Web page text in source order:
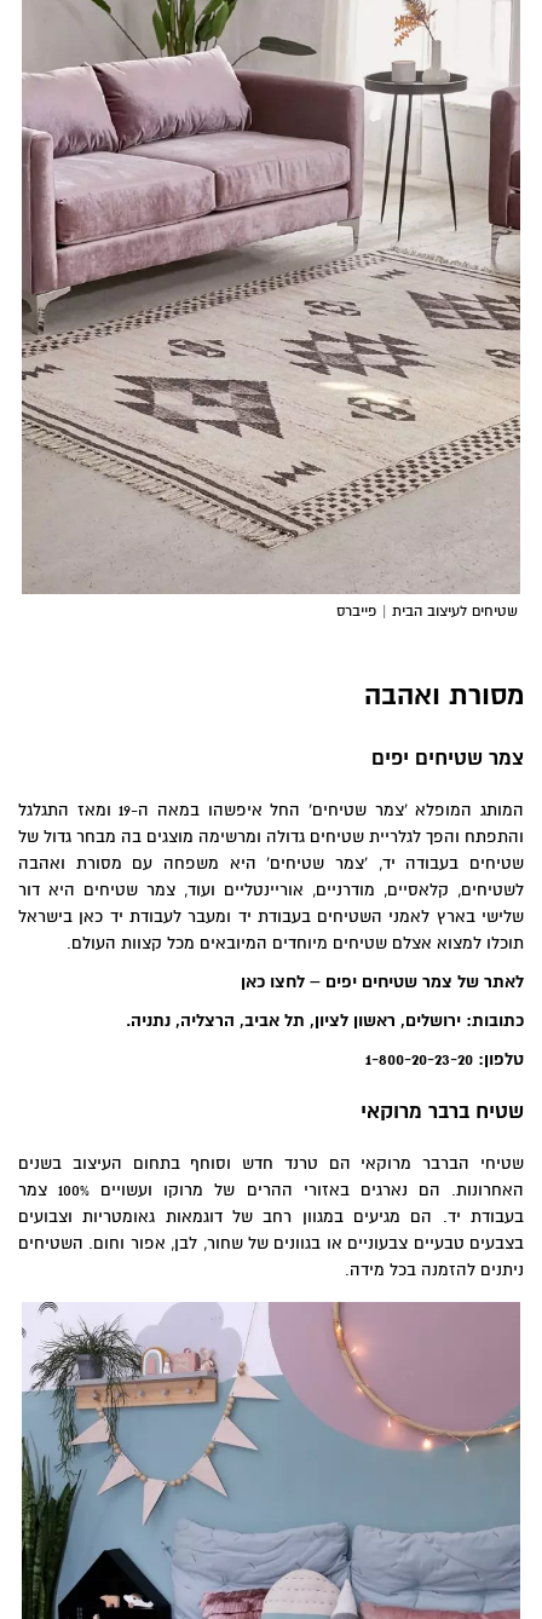
שטיחים לעיצוב הבית | פייברס
מסורת ואהבה
צמר שטיחים יפים
המותג המופלא 'צמר שטיחים' החל איפשהו במאה ה-19 ומאז התגלגל
והתפתח והפך לגלריית שטיחים גדולה ומרשימה מוצגים בה מבחר גדול של
שטיחים בעבודה יד, 'צמר שטיחים' היא משפחה עם מסורת ואהבה
לשטיחים, קלאסיים, מודרניים, אוריינטליים ועוד, צמר שטיחים היא דור
שלישי בארץ לאמני השטיחים בעבודת יד ומעבר לעבודת יד כאן בישראל
תוכלו למצוא אצלם שטיחים מיוחדים המיובאים מכל קצוות העולם.
לאתר של צמר שטיחים יפים – לחצו כאן
כתובות: ירושלים, ראשון לציון, תל אביב, הרצליה, נתניה.
טלפון: 1-800-20-23-20
שטיח ברבר מרוקאי
שטיחי הברבר מרוקאי הם טרנד חדש וסוחף בתחום העיצוב בשנים
האחרונות. הם נארגים באזורי ההרים של מרוקו ועשויים 100% צמר
בעבודת יד. הם מגיעים במגוון רחב של דוגמאות גאומטריות וצבועים
בצבעים טבעיים צבעוניים או בגוונים של שחור, לבן, אפור וחום. השטיחים
ניתנים להזמנה בכל מידה.